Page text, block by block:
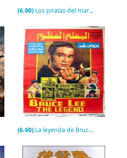
(6.00) Los piratas del mar de China (Project A)
(6.60) La leyenda de Bruce Lee